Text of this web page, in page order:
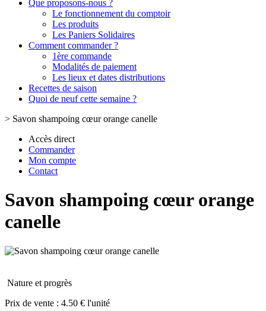
Que proposons-nous ?
Le fonctionnement du comptoir
Les produits
Les Paniers Solidaires
Comment commander ?
1ère commande
Modalités de paiement
Les lieux et dates distributions
Recettes de saison
Quoi de neuf cette semaine ?
> Savon shampoing cœur orange canelle
Accès direct
Commander
Mon compte
Contact
Savon shampoing cœur orange
canelle
Nature et progrès
Prix de vente : 4.50 € l'unité